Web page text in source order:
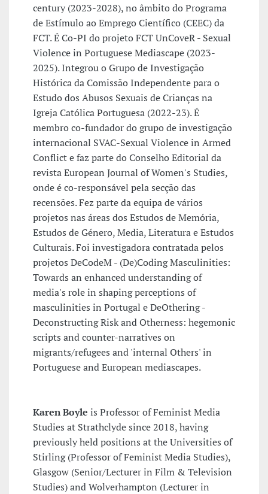
century (2023-2028), no âmbito do Programa
de Estímulo ao Emprego Científico (CEEC) da
FCT. É Co-PI do projeto FCT UnCoveR - Sexual
Violence in Portuguese Mediascape (2023-
2025). Integrou o Grupo de Investigação
Histórica da Comissão Independente para o
Estudo dos Abusos Sexuais de Crianças na
Igreja Católica Portuguesa (2022-23). É
membro co-fundador do grupo de investigação
internacional SVAC-Sexual Violence in Armed
Conflict e faz parte do Conselho Editorial da
revista European Journal of Women's Studies,
onde é co-responsável pela secção das
recensões. Fez parte da equipa de vários
projetos nas áreas dos Estudos de Memória,
Estudos de Género, Media, Literatura e Estudos
Culturais. Foi investigadora contratada pelos
projetos DeCodeM - (De)Coding Masculinities:
Towards an enhanced understanding of
media's role in shaping perceptions of
masculinities in Portugal e DeOthering -
Deconstructing Risk and Otherness: hegemonic
scripts and counter-narratives on
migrants/refugees and 'internal Others' in
Portuguese and European mediascapes.
Karen Boyle is Professor of Feminist Media
Studies at Strathclyde since 2018, having
previously held positions at the Universities of
Stirling (Professor of Feminist Media Studies),
Glasgow (Senior/Lecturer in Film & Television
Studies) and Wolverhampton (Lecturer in